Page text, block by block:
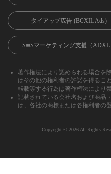
タイアップ広告 (BOXIL Ads)
SaaSマーケティング支援（ADXL
著作権法により認められる場合を
はその他の権利者の許諾を得るこ
転載等する行為は著作権法により
記載されている会社名および商品
は、各社の商標または各権利者の
Copyright ©︎ 2026 All Rights